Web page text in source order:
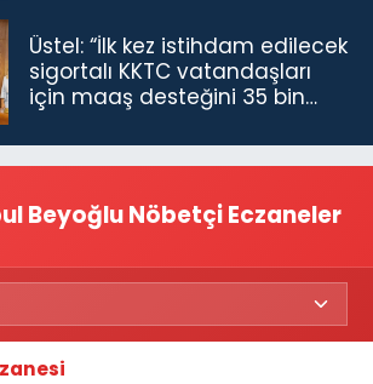
Üstel: “İlk kez istihdam edilecek
sigortalı KKTC vatandaşları
için maaş desteğini 35 bin
Beyoğlu Nöbetçi Eczaneler